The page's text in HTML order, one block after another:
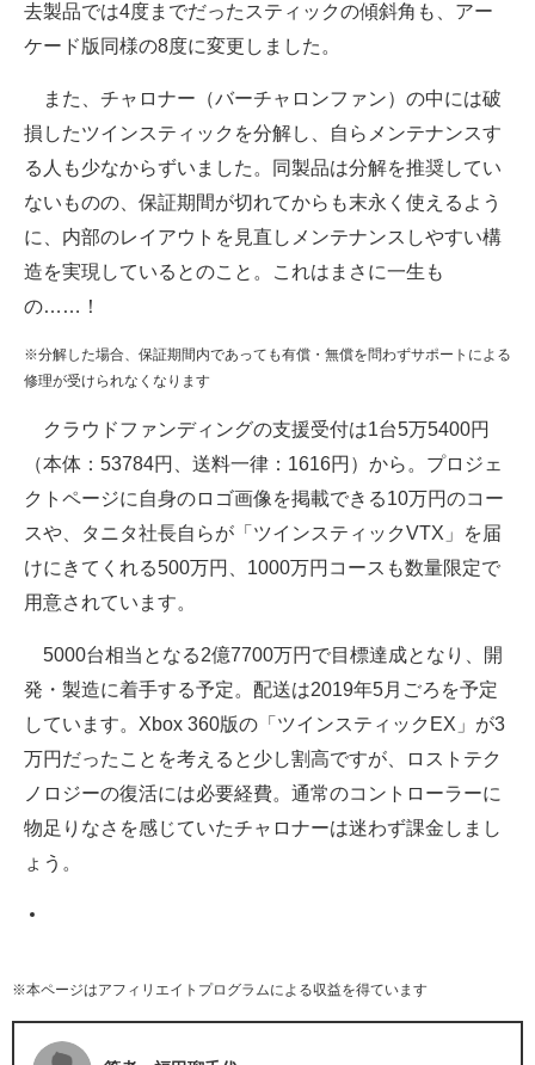
去製品では4度までだったスティックの傾斜角も、アー
ケード版同様の8度に変更しました。
また、チャロナー（バーチャロンファン）の中には破
損したツインスティックを分解し、自らメンテナンスす
る人も少なからずいました。同製品は分解を推奨してい
ないものの、保証期間が切れてからも末永く使えるよう
に、内部のレイアウトを見直しメンテナンスしやすい構
造を実現しているとのこと。これはまさに一生も
の……！
※分解した場合、保証期間内であっても有償・無償を問わずサポートによる
修理が受けられなくなります
クラウドファンディングの支援受付は1台5万5400円
（本体：53784円、送料一律：1616円）から。プロジェ
クトページに自身のロゴ画像を掲載できる10万円のコー
スや、タニタ社長自らが「ツインスティックVTX」を届
けにきてくれる500万円、1000万円コースも数量限定で
用意されています。
5000台相当となる2億7700万円で目標達成となり、開
発・製造に着手する予定。配送は2019年5月ごろを予定
しています。Xbox 360版の「ツインスティックEX」が3
万円だったことを考えると少し割高ですが、ロストテク
ノロジーの復活には必要経費。通常のコントローラーに
物足りなさを感じていたチャロナーは迷わず課金しまし
ょう。
※本ページはアフィリエイトプログラムによる収益を得ています